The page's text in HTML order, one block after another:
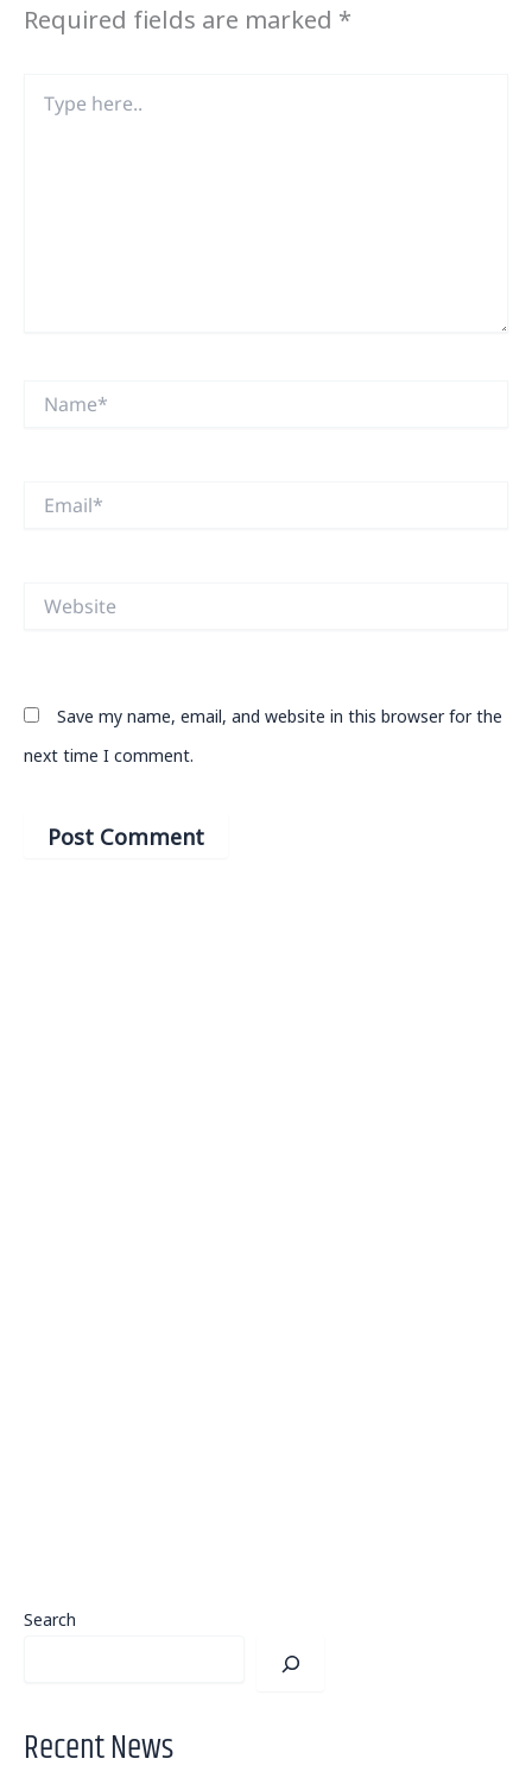
Required fields are marked *
here..
Name*
Email*
Website
Save my name, email, and website in this browser for the
next time I comment.
Search
Recent News